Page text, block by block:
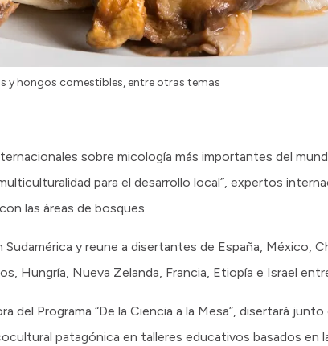
y hongos comestibles, entre otras temas
sobre micología más importantes del
para el desarrollo local”, expertos
las áreas de bosques.
y reune a disertantes de España, México,
Hungría, Nueva Zelanda, Francia, Etiopía e Israel
del Programa “De la Ciencia a la Mesa”, disertará
patagónica en talleres educativos basados en